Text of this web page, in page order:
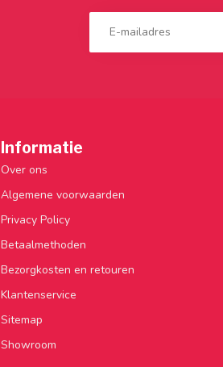
Informatie
Over ons
Algemene voorwaarden
Privacy Policy
Betaalmethoden
Bezorgkosten en retouren
Klantenservice
Sitemap
Showroom